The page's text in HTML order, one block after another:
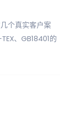
个真实客户案
、GB18401的